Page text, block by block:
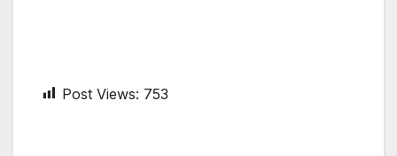
Post Views: 753